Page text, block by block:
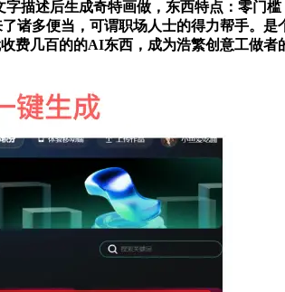
描述后生成奇特画做，东西特点：零门
多便当，可谓职场人士的得力帮手。
费几百的的AI东西，成为浩繁创意工做者